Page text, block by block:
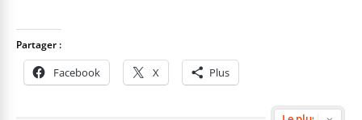
Partager :
Facebook X Plus